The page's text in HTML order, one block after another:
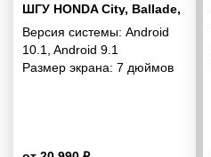
ШГУ HONDA City, Ballade,
Grace 2014+; Greiz 2015+
(Right wheel / without
SRS) 7“
Версия системы: Android
10.1
Android 9.1
Размер экрана: 7 дюймов